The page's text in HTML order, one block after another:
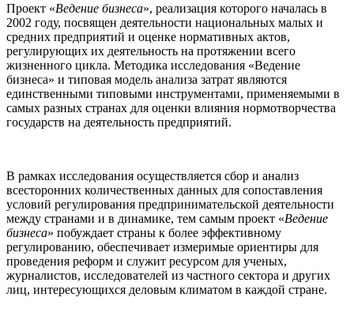
Проект «Ведение бизнеса», реализация которого началась в
2002 году, посвящен деятельности национальных малых и
средних предприятий и оценке нормативных актов,
регулирующих их деятельность на протяжении всего
жизненного цикла. Методика исследования «Ведение
бизнеса» и типовая модель анализа затрат являются
единственными типовыми инструментами, применяемыми в
самых разных странах для оценки влияния нормотворчества
государств на деятельность предприятий.
В рамках исследования осуществляется сбор и анализ
всесторонних количественных данных для сопоставления
условий регулирования предпринимательской деятельности
между странами и в динамике, тем самым проект «Ведение
бизнеса» побуждает страны к более эффективному
регулированию, обеспечивает измеримые ориентиры для
проведения реформ и служит ресурсом для ученых,
журналистов, исследователей из частного сектора и других
лиц, интересующихся деловым климатом в каждой стране.